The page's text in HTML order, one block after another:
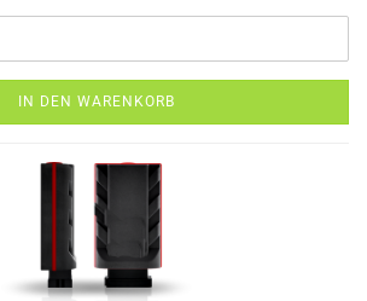
IN DEN WARENKORB